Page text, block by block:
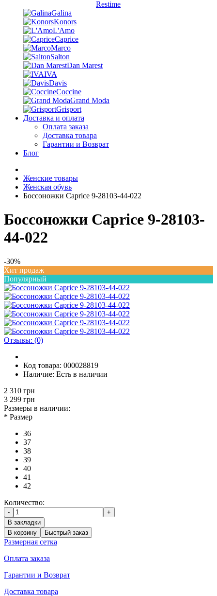
Restime
Galina
Konors
L'Amo
Caprice
Marco
Salton
Dan Marest
IVA
Davis
Coccine
Grand Moda
Grisport
Доставка и оплата
Оплата заказа
Доставка товара
Гарантии и Возврат
Блог
Женские товары
Женская обувь
Боссоножки Caprice 9-28103-44-022
Боссоножки Caprice 9-28103-
44-022
-30%
Хит продаж
Популярный
Отзывы: (0)
Код товара: 000028819
Наличие: Есть в наличии
2 310 грн
3 299 грн
Размеры в наличии:
* Размер
36
37
38
39
40
41
42
Количество:
-
+
В закладки
В корзину
Быстрый заказ
Размерная сетка
Оплата заказа
Гарантии и Возврат
Доставка товара